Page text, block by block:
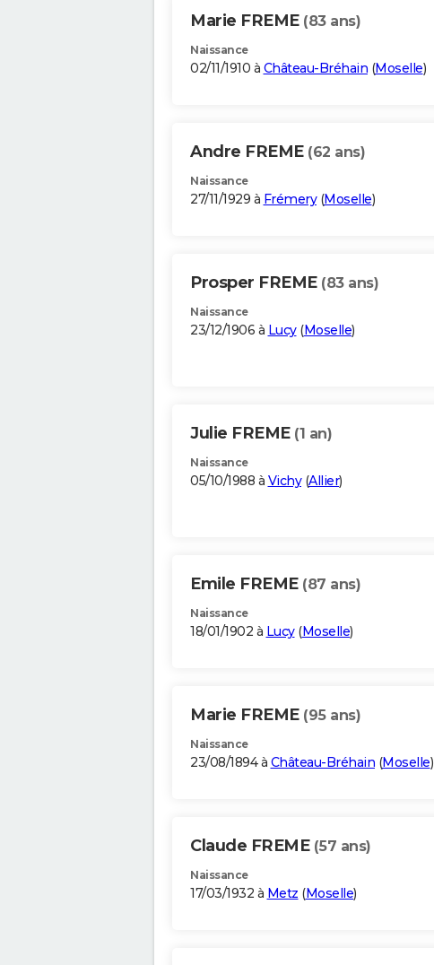
Marie FREME (83 ans)
Naissance
02/11/1910 à Château-Bréhain (Moselle)
Andre FREME (62 ans)
Naissance
27/11/1929 à Frémery(Moselle)
Prosper FREME (83 ans)
Naissance
23/12/1906 à Lucy(Moselle)
Julie FREME (1 an)
Naissance
05/10/1988 à Vichy(Allier)
Emile FREME (87 ans)
Naissance
18/01/1902 à Lucy(Moselle)
Marie FREME (95 ans)
Naissance
23/08/1894 à Château-Bréhain (Moselle)
Claude FREME (57 ans)
Naissance
17/03/1932 à Metz (Moselle)